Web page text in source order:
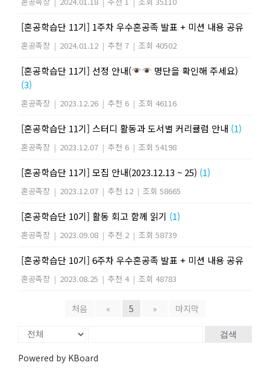
[혼공학습단 11기] 1주차 우수혼공족 발표 + 미션 내용 공유
혼공족장 | 2024.01.12 | 추천 7 | 조회 40502
[혼공학습단 11기] 선정 안내(
명단을 확인해 주세요)
(3)
혼공족장 | 2023.12.26 | 추천 6 | 조회 46116
[혼공학습단 11기] 스터디 활동과 도서별 커리큘럼 안내 (1)
혼공족장 | 2023.12.07 | 추천 6 | 조회 54198
[혼공학습단 11기] 모집 안내(2023.12.13 ~ 25) (1)
혼공족장 | 2023.12.07 | 추천 12 | 조회 58665
[혼공학습단 10기] 활동 회고 함께 읽기 (1)
혼공족장 | 2023.09.08 | 추천 2 | 조회 58739
[혼공학습단 10기] 6주차 우수혼공족 발표 + 미션 내용 공유
혼공족장 | 2023.08.25 | 추천 4 | 조회 48783
처음 « 5 » 마지막
검색
Powered by KBoard